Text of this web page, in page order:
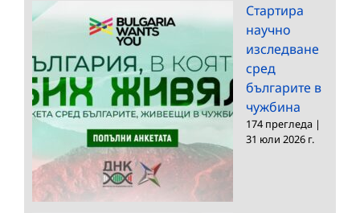
Стартира
научно
изследване
сред
българите в
чужбина
174 прегледа |
31 юли 2026 г.